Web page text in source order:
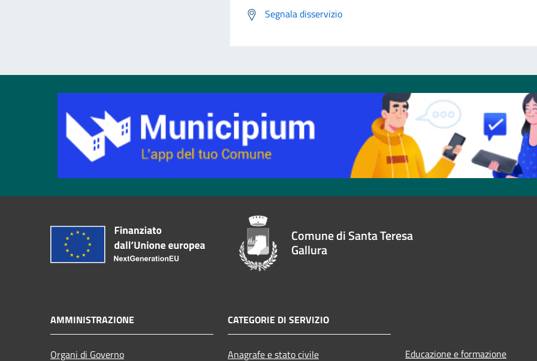
Segnala disservizio
Comune di Santa Teresa
Gallura
AMMINISTRAZIONE
Organi di Governo
CATEGORIE DI SERVIZIO
Anagrafe e stato civile Educazione e formazione